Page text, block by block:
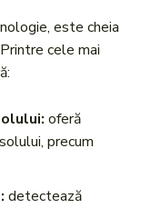
este cheia
cele mai
oferă
precum
detectează